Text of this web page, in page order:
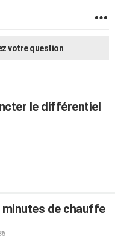
votre question
le différentiel
de chauffe